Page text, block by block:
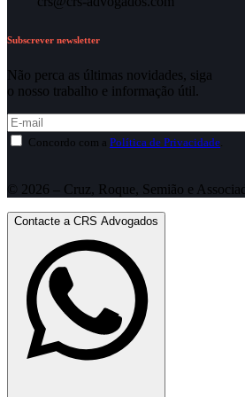
Subscrever newsletter
Não perca as últimas novidades, siga
o nosso trabalho e informação útil.
Concordo com a Política de Privacidade.
© 2026 – Cruz, Roque, Semião e
Contacte a CRS Advogados